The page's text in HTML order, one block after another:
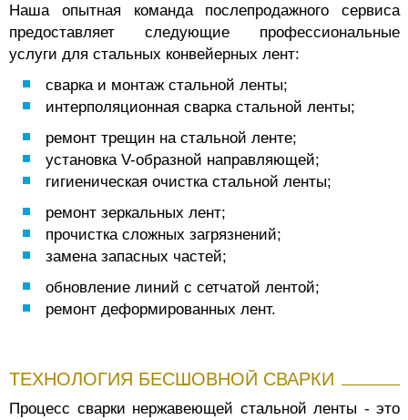
Наша опытная команда послепродажного сервиса
предоставляет следующие профессиональные
услуги для стальных конвейерных лент:
сварка и монтаж стальной ленты;
интерполяционная сварка стальной ленты;
ремонт трещин на стальной ленте;
установка V-образной направляющей;
гигиеническая очистка стальной ленты;
ремонт зеркальных лент;
прочистка сложных загрязнений;
замена запасных частей;
обновление линий с сетчатой лентой;
ремонт деформированных лент.
ТЕХНОЛОГИЯ БЕСШОВНОЙ СВАРКИ
Процесс сварки нержавеющей стальной ленты - это